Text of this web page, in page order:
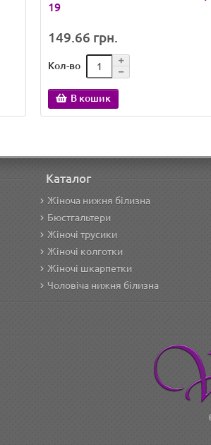
19
149.66 грн.
Кол-во
В кошик
Каталог
Жіноча нижня білизна
Бюстгальтери
Жіночі трусики
Жіночі колготки
Жіночі шкарпетки
Чоловіча нижня білизна